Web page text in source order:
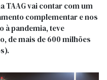
TAAG vai contar com um
complementar e nos
à pandemia, teve
de mais de 600 milhões